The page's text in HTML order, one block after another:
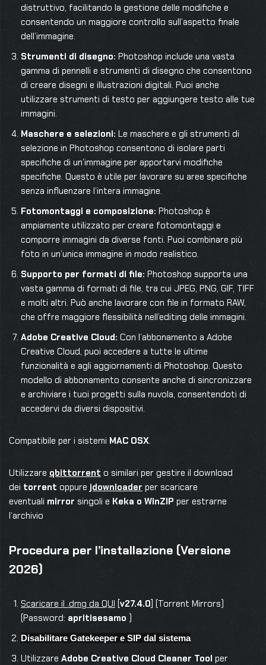
distruttivo, facilitando la gestione delle modifiche e
consentendo un maggiore controllo sull’aspetto finale
dell’immagine.
Strumenti di disegno: Photoshop include una vasta
gamma di pennelli e strumenti di disegno che consentono
di creare disegni e illustrazioni digitali. Puoi anche
utilizzare strumenti di testo per aggiungere testo alle tue
immagini.
Maschere e selezioni: Le maschere e gli strumenti di
selezione in Photoshop consentono di isolare parti
specifiche di un’immagine per apportarvi modifiche
specifiche. Questo è utile per lavorare su aree specifiche
senza influenzare l’intera immagine.
Fotomontaggi e composizione: Photoshop è
ampiamente utilizzato per creare fotomontaggi e
comporre immagini da diverse fonti. Puoi combinare più
foto in un’unica immagine in modo realistico.
Supporto per formati di file: Photoshop supporta una
vasta gamma di formati di file, tra cui JPEG, PNG, GIF, TIFF
e molti altri. Può anche lavorare con file in formato RAW,
che offre maggiore flessibilità nell’editing delle immagini.
Adobe Creative Cloud: Con l’abbonamento a Adobe
Creative Cloud, puoi accedere a tutte le ultime
funzionalità e agli aggiornamenti di Photoshop. Questo
modello di abbonamento consente anche di sincronizzare
e archiviare i tuoi progetti sulla nuvola, consentendoti di
accedervi da diversi dispositivi.
Compatibile per i sistemi MAC OSX.
Utilizzareqbittorrent o similari per gestire il download
dei torrent oppure jdownloader per scaricare
eventuali mirror singoli e Keka o WinZIP per estrarne
l’archivio
Procedura per l’installazione (Versione
2026)
Scaricare il .dmg da QUI [v27.4.0] (Torrent Mirrors)
(Password: apritisesamo )
Disabilitare Gatekeeper e SIP dal sistema
Utilizzare Adobe Creative Cloud Cleaner Tool per